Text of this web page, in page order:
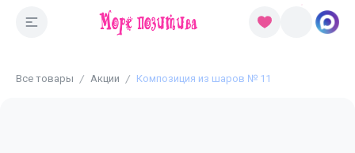
Все товары Акции Композиция из шаров № 11